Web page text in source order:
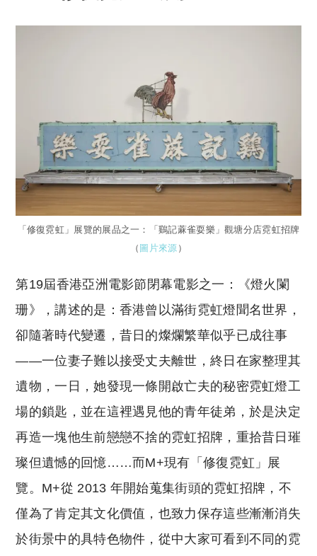
「修復霓虹」展覽的展品之一：「鷄記蔴雀耍樂」觀塘分店霓虹招牌
（ 圖片來源 ）
第19屆香港亞洲電影節閉幕電影之一：《燈火闌
珊》，講述的是：香港曾以滿街霓虹燈聞名世界，
卻隨著時代變遷，昔日的燦爛繁華似乎已成往事
——一位妻子難以接受丈夫離世，終日在家整理其
遺物，一日，她發現一條開啟亡夫的秘密霓虹燈工
場的鎖匙，並在這裡遇見他的青年徒弟，於是決定
再造一塊他生前戀戀不捨的霓虹招牌，重拾昔日璀
璨但遺憾的回憶……而M+現有「修復霓虹」展
覽。M+從 2013 年開始蒐集街頭的霓虹招牌，不
僅為了肯定其文化價值，也致力保存這些漸漸消失
於街景中的具特色物件，從中大家可看到不同的霓